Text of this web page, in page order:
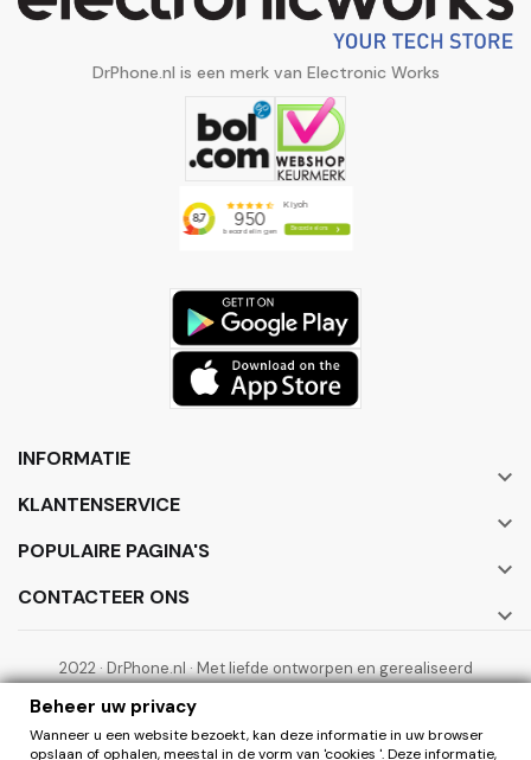
DrPhone.nl is een merk van Electronic Works
INFORMATIE

KLANTENSERVICE

POPULAIRE PAGINA'S

CONTACTEER ONS

2022 · DrPhone.nl · Met liefde ontworpen en gerealiseerd
Beheer uw privacy
Wanneer u een website bezoekt, kan deze informatie in uw browser
opslaan of ophalen, meestal in de vorm van 'cookies '. Deze informatie,